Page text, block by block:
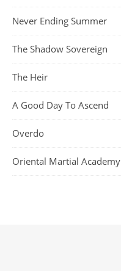
Never Ending Summer
The Shadow Sovereign
The Heir
A Good Day To Ascend
Overdo
Oriental Martial Academy